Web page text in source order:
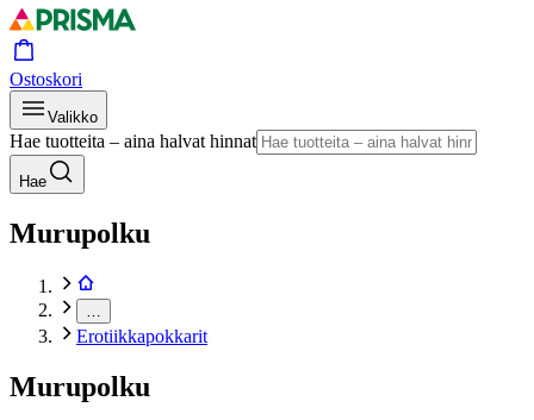
Ostoskori
Valikko
Hae tuotteita – aina halvat hinnat
Hae
Murupolku
Erotiikkapokkarit
Murupolku